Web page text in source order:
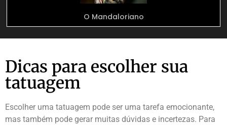
O Mandaloriano
Dicas para escolher sua
tatuagem
Escolher uma tatuagem pode ser uma tarefa emocionante,
mas também pode gerar muitas dúvidas e incertezas. Para